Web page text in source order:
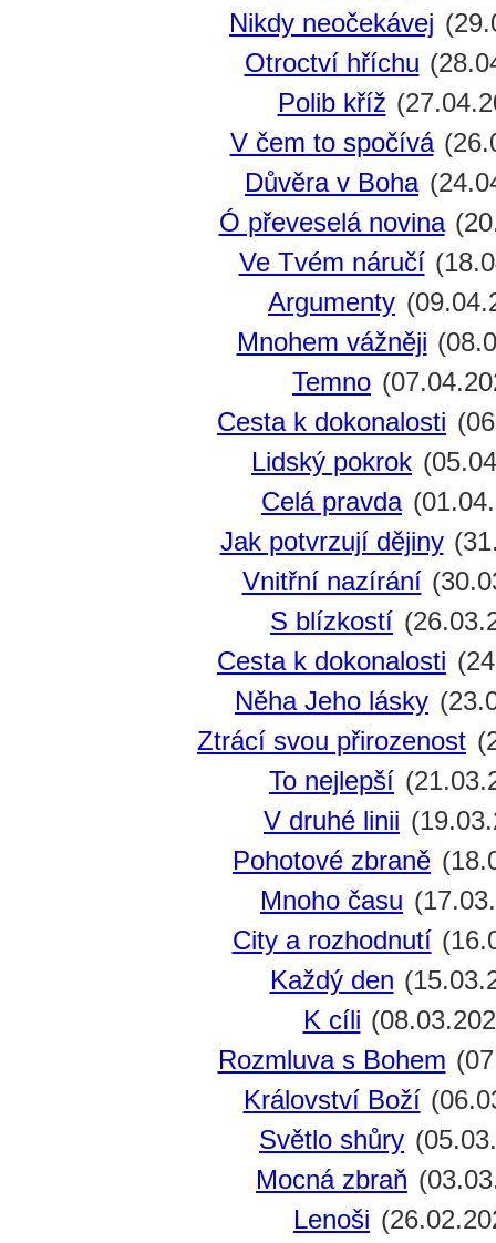
Nikdy neočekávej
Otroctví hříchu
Polib kříž
V čem to spočívá
Důvěra v Boha
Ó převeselá novina
Ve Tvém náručí
Argumenty
Mnohem vážněji
Temno
Cesta k dokonalosti
Lidský pokrok
Celá pravda
Jak potvrzují dějiny
Vnitřní nazírání
S blízkostí
Cesta k dokonalosti
Něha Jeho lásky
Ztrácí svou přirozenost
To nejlepší
V druhé linii
Pohotové zbraně
Mnoho času
City a rozhodnutí
Každý den
K cíli
Rozmluva s Bohem
Království Boží
Světlo shůry
Mocná zbraň
Lenoši